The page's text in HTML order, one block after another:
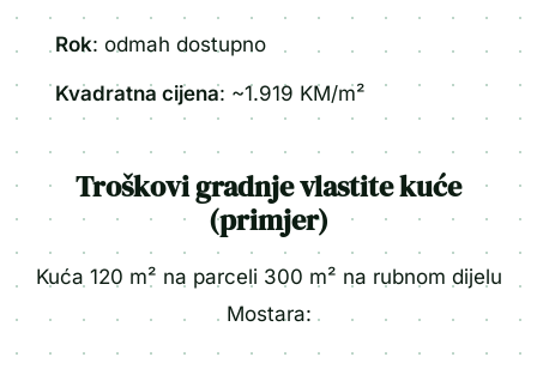
Rok: odmah dostupno
Kvadratna cijena: ~1.919 KM/m²
Troškovi gradnje vlastite kuće
(primjer)
Kuća 120 m² na parceli 300 m² na rubnom dijelu
Mostara: